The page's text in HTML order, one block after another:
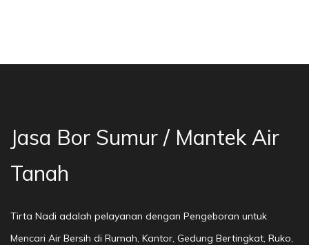
Jasa Bor Sumur / Mantek Air
Tanah
Tirta Nadi adalah pelayanan dengan Pengeboran untuk
Mencari Air Bersih di Rumah, Kantor, Gedung Bertingkat, Ruko,